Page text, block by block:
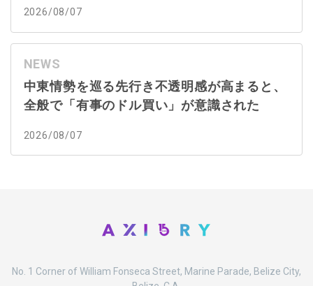
2026/08/07
NEWS
中東情勢を巡る先行き不透明感が高まると、
全般で「有事のドル買い」が意識された
2026/08/07
No. 1 Corner of William Fonseca Street, Marine Parade, Belize City,